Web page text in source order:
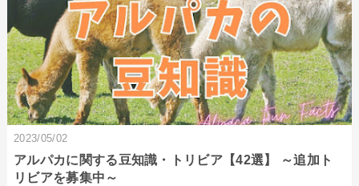
2023/05/02
アルパカに関する豆知識・トリビア【42選】 ～追加ト
リビアを募集中～